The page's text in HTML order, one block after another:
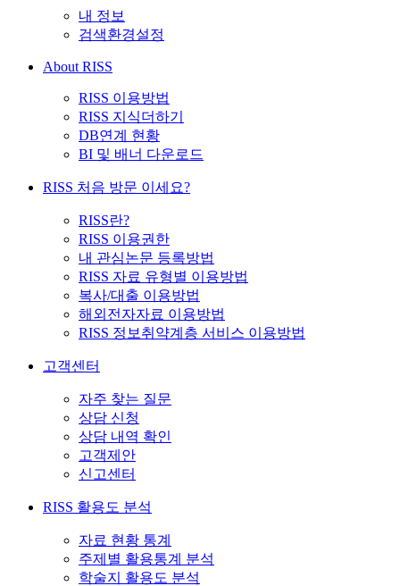
내 정보
검색환경설정
About RISS
RISS 이용방법
RISS 지식더하기
DB연계 현황
BI 및 배너 다운로드
RISS 처음 방문 이세요?
RISS란?
RISS 이용권한
내 관심논문 등록방법
RISS 자료 유형별 이용방법
복사/대출 이용방법
해외전자자료 이용방법
RISS 정보취약계층 서비스 이용방법
고객센터
자주 찾는 질문
상담 신청
상담 내역 확인
고객제안
신고센터
RISS 활용도 분석
자료 현황 통계
주제별 활용통계 분석
학술지 활용도 분석